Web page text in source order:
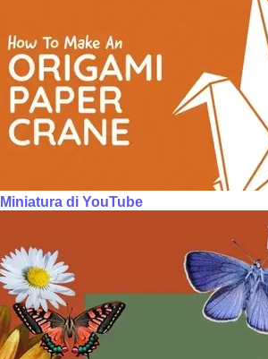
Miniatura di YouTube